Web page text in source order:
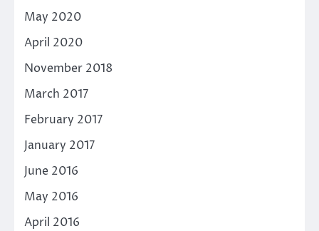
May 2020
April 2020
November 2018
March 2017
February 2017
January 2017
June 2016
May 2016
April 2016